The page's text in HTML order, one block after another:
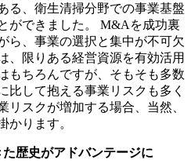
る、衛生清掃分野での事業基盤
ができました。 M&Aを成功裏
ら、事業の選択と集中が不可欠
、限りある経営資源を有効活用
もちろんですが、そもそも多数
比して抱える事業リスクも多く
リスクが増加する場合、当然、
かります。
歴史がアドバンテージに